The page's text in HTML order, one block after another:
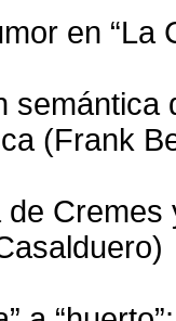
en “La
semántica
(Frank
de